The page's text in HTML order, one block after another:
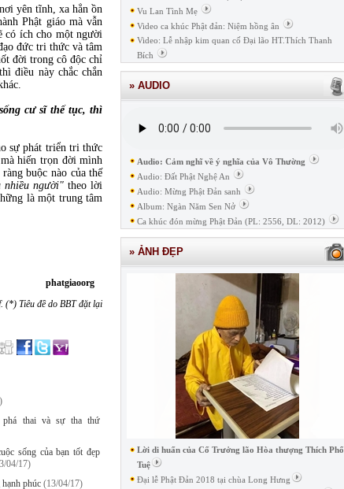
yên tĩnh, xa hẳn ồn
Phật giáo mà vẫn
có ích cho một người
đức tri thức và tâm
đời trong cô độc chỉ
điều này chắc chắn
cư sĩ thế tục, thì
sự phát triển tri thức
hiến trọn đời mình
buộc nào của thế
nhiều người" theo lời
là một trung tâm
phatgiaoorg
Tiêu đề do BBT đặt lại
thai và sự tha thứ
sống của bạn tốt đẹp
04/17)
phúc (13/04/17)
Vu Lan Tình Mẹ
Video ca khúc Phật đản: Niệm hồng ân
Video: Lễ nhập kim quan cố Đại lão HT.Thích Thanh
Bích
» AUDIO
Audio: Cảm nghĩ về ý nghĩa của Vô Thường
Audio: Đất Phật Nghệ An
Audio: Mừng Phật Đản sanh
Album: Ngàn Năm Sen Nở
Ca khúc đón mừng Phật Đản (PL: 2556, DL: 2012)
» ẢNH ĐẸP
Lời di huấn của Cố Trưởng lão Hòa thượng Thích Phổ
Tuệ
Đại lễ Phật Đản 2018 tại chùa Long Hưng